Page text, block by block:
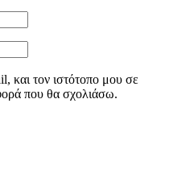
και τον ιστότοπο μου σε
που θα σχολιάσω.